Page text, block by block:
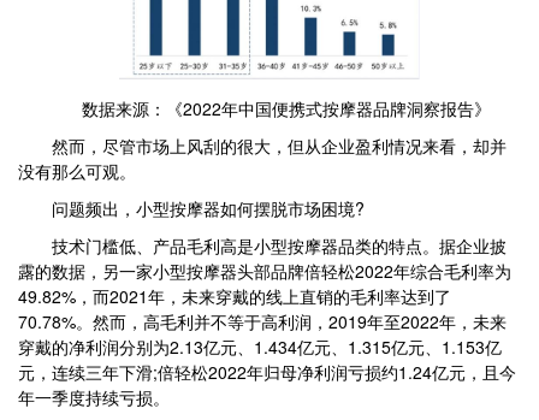
数据来源：《2022年中国便携式按摩器品牌洞察报告》
然而，尽管市场上风刮的很大，但从企业盈利情况来看，却并
没有那么可观。
问题频出，小型按摩器如何摆脱市场困境?
技术门槛低、产品毛利高是小型按摩器品类的特点。据企业披
露的数据，另一家小型按摩器头部品牌倍轻松2022年综合毛利率为
49.82%，而2021年，未来穿戴的线上直销的毛利率达到了
70.78%。然而，高毛利并不等于高利润，2019年至2022年，未来
穿戴的净利润分别为2.13亿元、1.434亿元、1.315亿元、1.153亿
元，连续三年下滑;倍轻松2022年归母净利润亏损约1.24亿元，且今
年一季度持续亏损。